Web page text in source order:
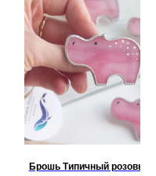
Брошь Типичный розовый